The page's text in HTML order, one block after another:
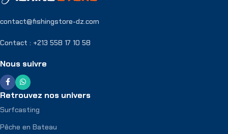
contact@fishingstore-dz.com
Contact : +213 558 17 10 58
Nous suivre
Retrouvez nos univers
Surfcasting
Pêche en Bateau